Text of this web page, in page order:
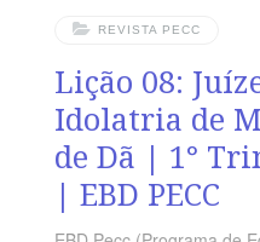
REVISTA PECC
Lição 08:
Idolatria de
de Dã | 1°
| EBD PECC